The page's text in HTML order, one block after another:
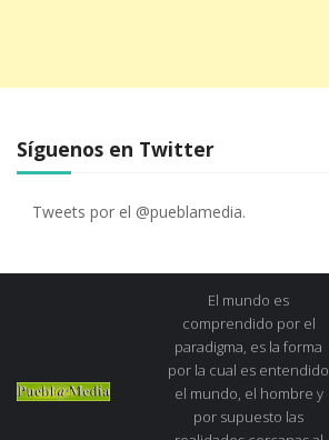
Síguenos en Twitter
Tweets por el @pueblamedia.
El mundo es
comprendido por el
paradigma, es la forma
por la cual es entendido
el mundo, el hombre y
por supuesto las